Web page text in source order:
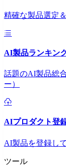
精確な製品選定
AI製品ランキン
話題のAI製品総
ー）
AIプロダクト登
AI製品を登録し
ツール